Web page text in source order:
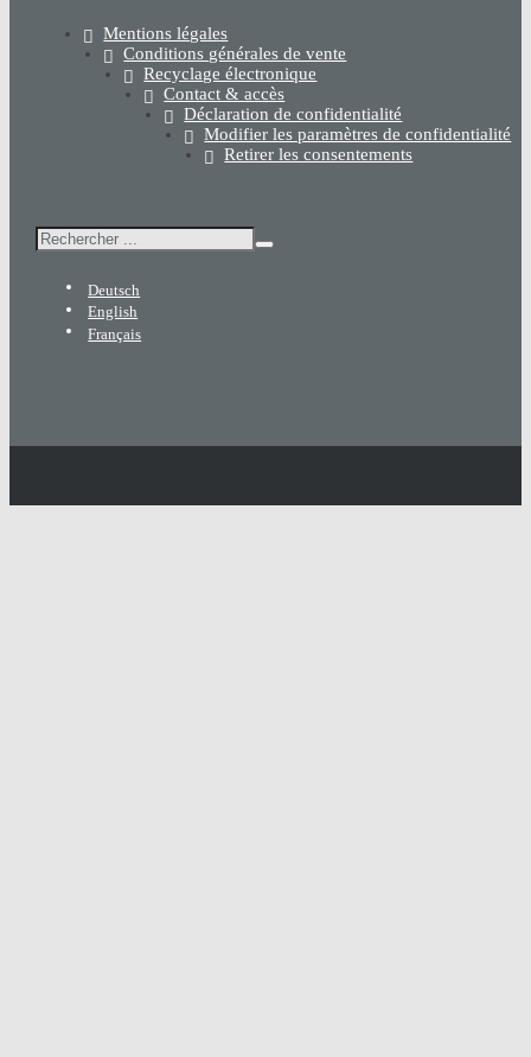
Mentions légales
Conditions générales de vente
Recyclage électronique
Contact & accès
Déclaration de confidentialité
Modifier les paramètres de confidentialité
Retirer les consentements
Rechercher
Deutsch
English
Français